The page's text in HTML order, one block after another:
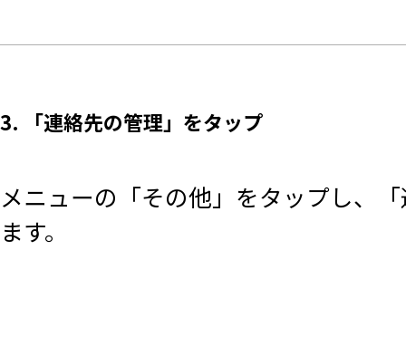
3. 「連絡先の管理」をタップ
メニューの「その他」をタップし、
ます。